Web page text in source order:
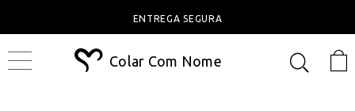
ENTREGA SEGURA
Colar Com Nome